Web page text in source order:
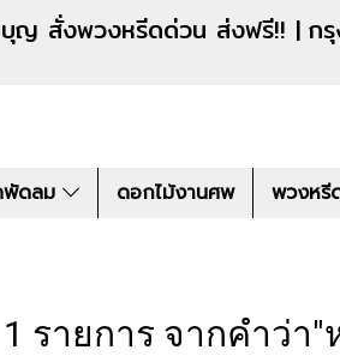
ด่วน ส่งฟรี!! | ก
ดลม ดอกไม้งานศพ พวงหรี
รายการ จากคำว่า"